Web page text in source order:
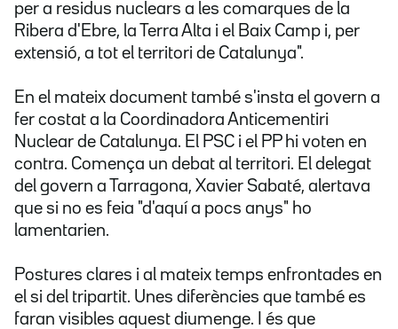
per a residus nuclears a les comarques de la
Ribera d'Ebre, la Terra Alta i el Baix Camp i, per
extensió, a tot el territori de Catalunya".
En el mateix document també s'insta el govern a
fer costat a la Coordinadora Anticementiri
Nuclear de Catalunya. El PSC i el PP hi voten en
contra. Comença un debat al territori. El delegat
del govern a Tarragona, Xavier Sabaté, alertava
que si no es feia "d'aquí a pocs anys" ho
lamentarien.
Postures clares i al mateix temps enfrontades en
el si del tripartit. Unes diferències que també es
faran visibles aquest diumenge. I és que